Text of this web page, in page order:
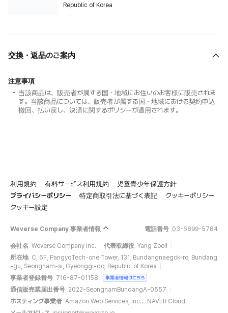
Republic of Korea
交換・返品のご案内
注意事項
当該商品は、販売者が属する国・地域にお住いのお客様に販売されま
す。当該商品については、販売者が属する国・地域における契約申込
撤回、払い戻し、決済に関するポリシーが適用されます。
利用規約 有料サービス利用規約
児童青少年保護方針
プライバシーポリシー
特定商取引法に基づく表記
クッキーポリシー
クッキー設定
Weverse Company 事業者情報 電話番号 03-6899-5784
会社名 Weverse Company Inc. 代表取締役 Yang Zooil
所在地 C, 6F, PangyoTech-one Tower, 131, Bundangnaegok-ro, Bundang
-gu, Seongnam-si, Gyeonggi-do, Republic of Korea
事業者登録番号 716-87-01158 事業者情報はこちら
通信販売業届出番号 2022-SeongnamBundangA-0557
ホスティング事業者 Amazon Web Services, Inc.、NAVER Cloud